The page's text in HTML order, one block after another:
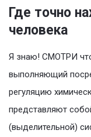
Где точно
человека
Я знаю! СМОТРИ
выполняющий
регуляцию
представляют
(выделительной)